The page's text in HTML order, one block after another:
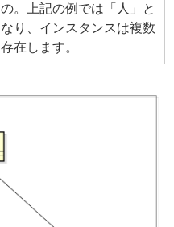
の。上記の例では「人」と
なり、インスタンスは複数
存在します。